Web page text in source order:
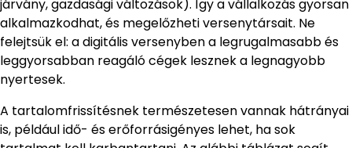
járvány, gazdasági változások). Így a vállalkozás gyorsan
alkalmazkodhat, és megelőzheti versenytársait. Ne
felejtsük el: a digitális versenyben a legrugalmasabb és
leggyorsabban reagáló cégek lesznek a legnagyobb
nyertesek.
A tartalomfrissítésnek természetesen vannak hátrányai
is, például idő- és erőforrásigényes lehet, ha sok